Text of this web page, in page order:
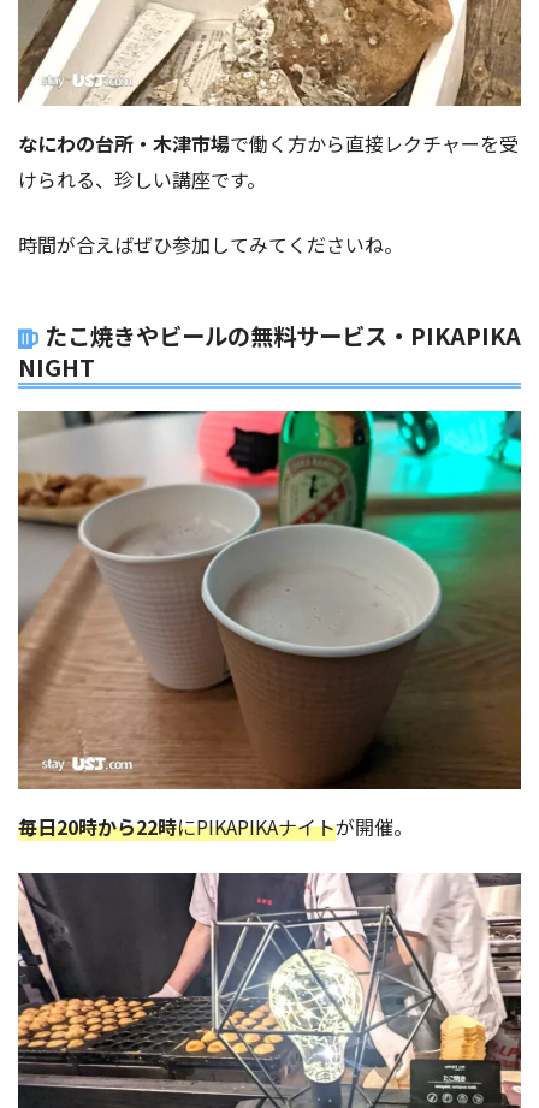
なにわの台所・木津市場で働く方から直接レクチャーを受
けられる、珍しい講座です。
時間が合えばぜひ参加してみてくださいね。
たこ焼きやビールの無料サービス・PIKAPIKA
NIGHT
毎日20時から22時にPIKAPIKAナイトが開催。